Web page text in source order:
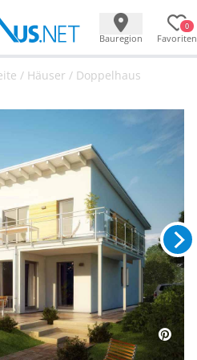
Bauregion
0
Favoriten
/ Häuser / Doppelhaus